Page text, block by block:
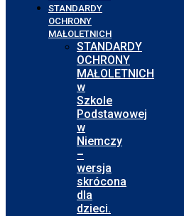
STANDARDY
OCHRONY
MAŁOLETNICH
STANDARDY
OCHRONY
MAŁOLETNICH
w
Szkole
Podstawowej
w
Niemczy
–
wersja
skrócona
dla
dzieci.